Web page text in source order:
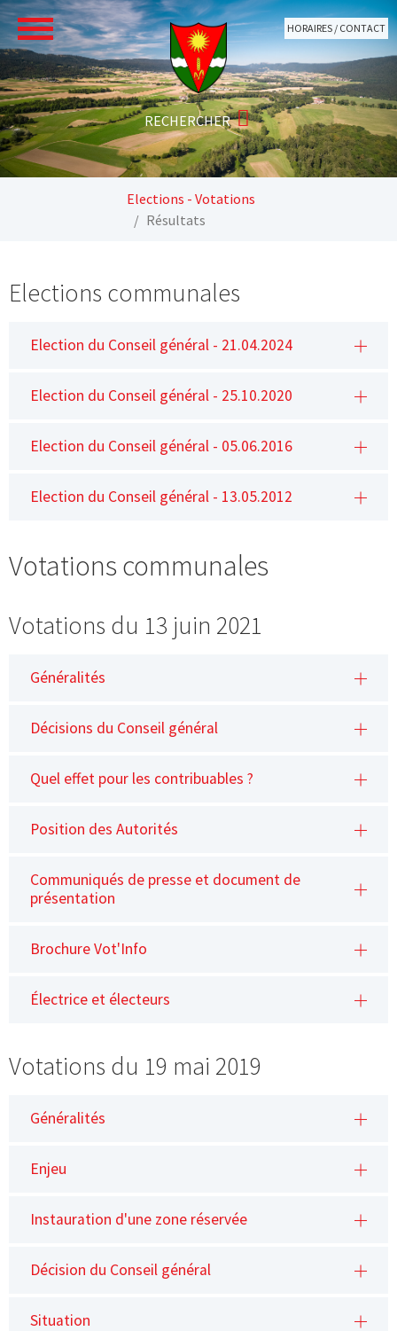
Aller au contenu principal
HORAIRES / CONTACT
Elections - Votations
Résultats
Elections communales
Election du Conseil général - 21.04.2024
Election du Conseil général - 25.10.2020
Election du Conseil général - 05.06.2016
Election du Conseil général - 13.05.2012
Votations communales
Votations du 13 juin 2021
Généralités
Décisions du Conseil général
Quel effet pour les contribuables ?
Position des Autorités
Communiqués de presse et document de
présentation
Brochure Vot'Info
Électrice et électeurs
Votations du 19 mai 2019
Généralités
Enjeu
Instauration d'une zone réservée
Décision du Conseil général
Situation